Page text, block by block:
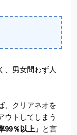
、男女問わず人
、クリアネオを
ウトしてしまう
99％以上」 と言